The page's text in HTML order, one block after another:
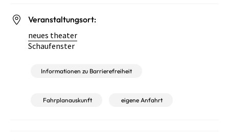
Veranstaltungsort:
neues theater
Schaufenster
Informationen zu Barrierefreiheit
Fahrplanauskunft eigene Anfahrt